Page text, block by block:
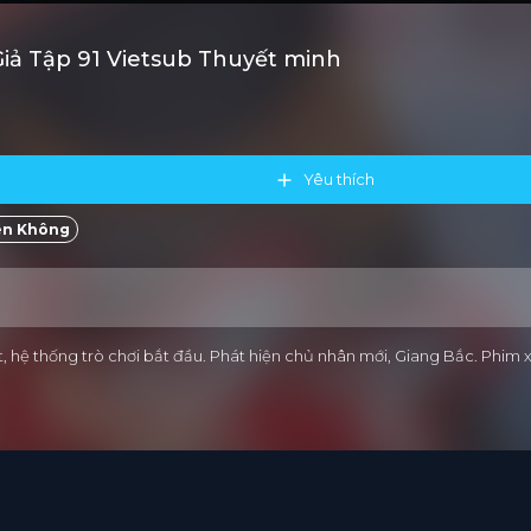
Tập 91 Vietsub Thuyết minh
Yêu thích
Không
hệ thống trò chơi bắt đầu. Phát hiện chủ nhân mới, Giang Bắc.